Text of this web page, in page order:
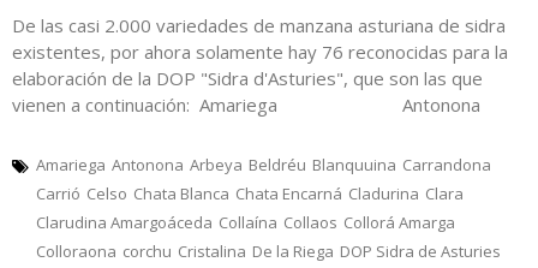
De las casi 2.000 variedades de manzana asturiana de sidra
existentes, por ahora solamente hay 76 reconocidas para la
elaboración de la DOP "Sidra d'Asturies", que son las que
vienen a continuación: Amariega Antonona
Amariega Antonona Arbeya Beldréu Blanquuina Carrandona
Carrió Celso Chata Blanca Chata Encarná Cladurina Clara
Clarudina Amargoáceda Collaína Collaos Collorá Amarga
Colloraona corchu Cristalina De la Riega DOP Sidra de Asturies